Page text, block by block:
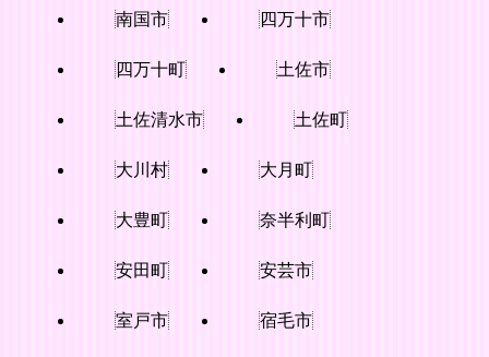
南国市 四万十市
四万十町 土佐市
土佐清水市 土佐町
大川村 大月町
大豊町 奈半利町
安田町 安芸市
室戸市 宿毛市